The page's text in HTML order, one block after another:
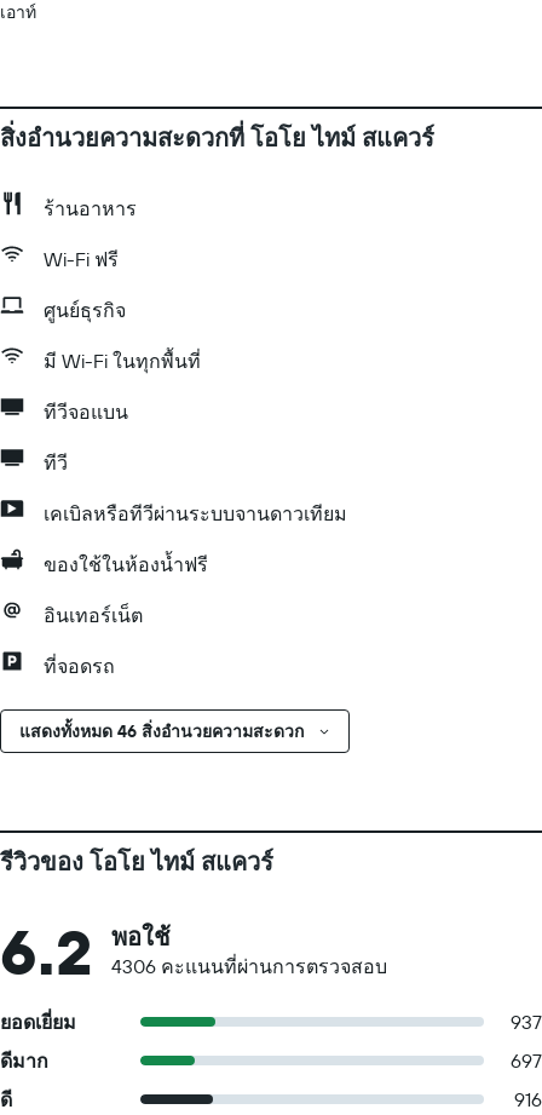
เอาท์
สิ่งอำนวยความสะดวกที่ โอโย ไทม์ สแควร์
ร้านอาหาร
Wi-Fi ฟรี
ศูนย์ธุรกิจ
มี Wi-Fi ในทุกพื้นที่
ทีวีจอแบน
ทีวี
เคเบิลหรือทีวีผ่านระบบจานดาวเทียม
ของใช้ในห้องน้ำฟรี
อินเทอร์เน็ต
ที่จอดรถ
แสดงทั้งหมด 46 สิ่งอำนวยความสะดวก
รีวิวของ โอโย ไทม์ สแควร์
6.2 พอใช้
4306 คะแนนที่ผ่านการตรวจสอบ
ยอดเยี่ยม
937
ดีมาก
697
ดี
916